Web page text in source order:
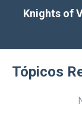
Knights of
Tópicos